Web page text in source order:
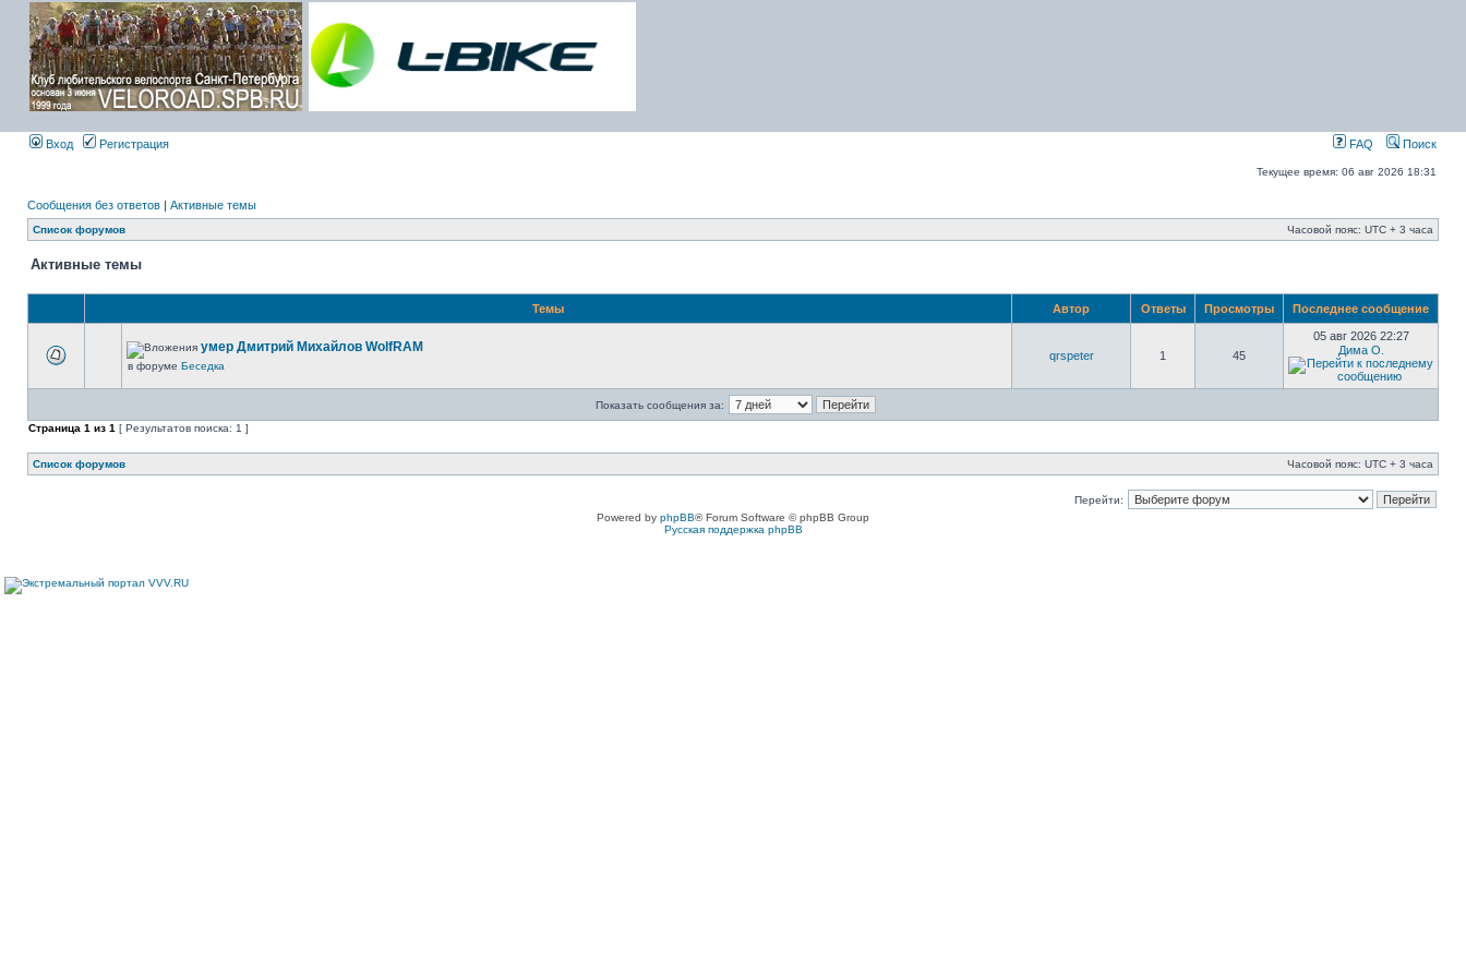
Вход Регистрация FAQ Поиск
Текущее время: 06 авг 2026 18:31
Сообщения без ответов | Активные темы
Список форумов Часовой пояс: UTC + 3 часа
Активные темы
Темы Автор Ответы Просмотры Последнее сообщение
умер Дмитрий Михайлов WolfRAM
в форуме Беседка
qrspeter 1 45
05 авг 2026 22:27
Дима О.
Показать сообщения за:
Страница 1 из 1 [ Результатов поиска: 1 ]
Список форумов Часовой пояс: UTC + 3 часа
Перейти:
Powered by phpBB® Forum Software © phpBB Group
Русская поддержка phpBB